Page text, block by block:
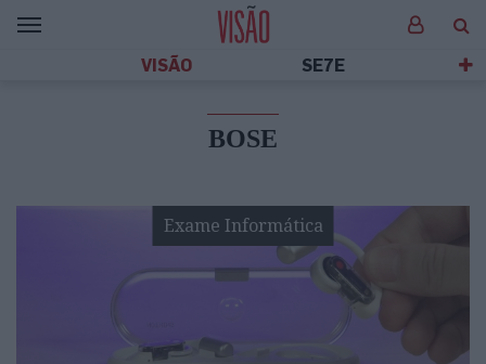
VISÃO SE7E
BOSE
Exame Informática